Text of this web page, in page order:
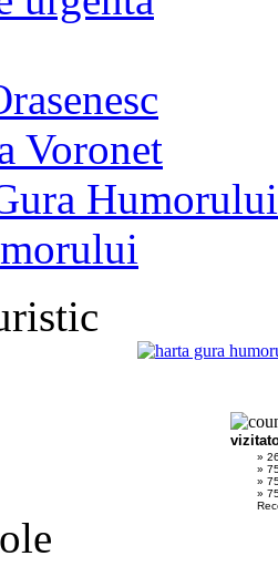
Voronet
Humorului
»
»
»
»